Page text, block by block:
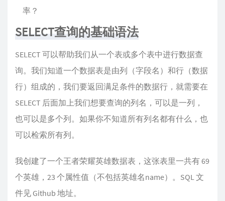
率？
SELECT查询的基础语法
SELECT 可以帮助我们从一个表或多个表中进行数据查
询。我们知道一个数据表是由列（字段名）和行（数据
行）组成的，我们要返回满足条件的数据行，就需要在
SELECT 后面加上我们想要查询的列名，可以是一列，
也可以是多个列。如果你不知道所有列名都有什么，也
可以检索所有列。
我创建了一个王者荣耀英雄数据表，这张表里一共有 69
个英雄，23 个属性值（不包括英雄名name）。SQL 文
件见 Github 地址。